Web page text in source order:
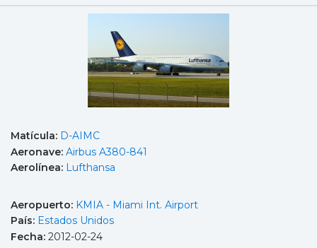
Matícula: D-AIMC
Aeronave: Airbus A380-841
Aerolínea: Lufthansa
Aeropuerto: KMIA - Miami Int. Airport
País: Estados Unidos
Fecha: 2012-02-24